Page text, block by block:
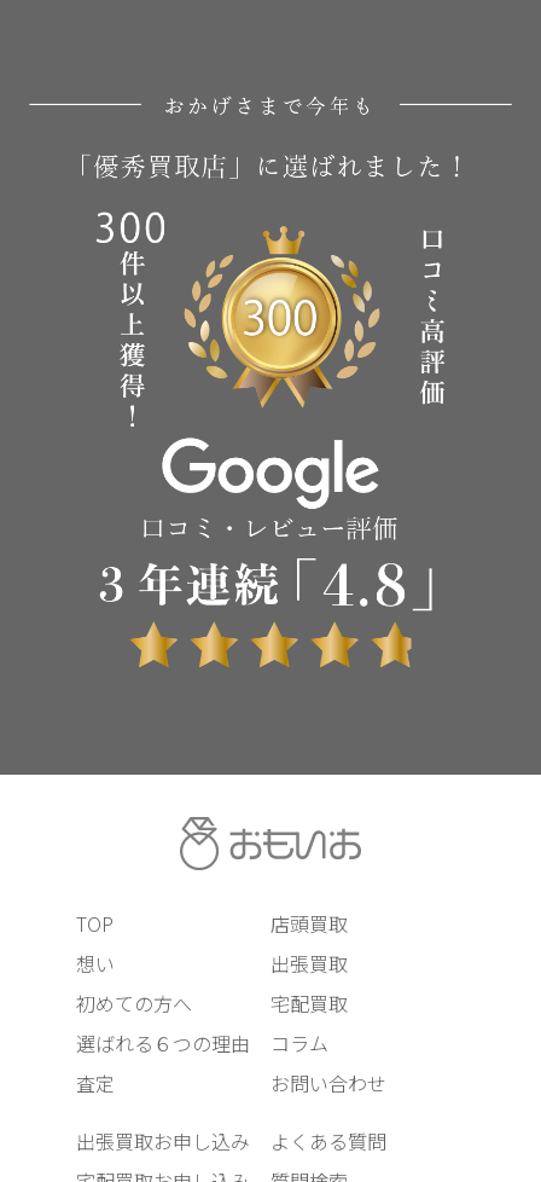
TOP
想い
初めての方へ
選ばれる６つの理由
査定
店頭買取
出張買取
宅配買取
コラム
お問い合わせ
出張買取お申し込み
よくある質問